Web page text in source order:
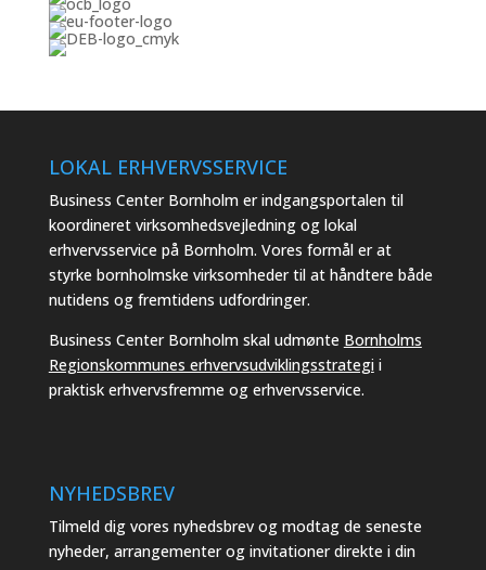
LOKAL ERHVERVSSERVICE
Business Center Bornholm er indgangsportalen til
koordineret virksomhedsvejledning og lokal
erhvervsservice på Bornholm. Vores formål er at
styrke bornholmske virksomheder til at håndtere både
nutidens og fremtidens udfordringer.
Business Center Bornholm skal udmønte Bornholms
Regionskommunes erhvervsudviklingsstrategii
praktisk erhvervsfremme og erhvervsservice.
NYHEDSBREV
Tilmeld dig vores nyhedsbrev og modtag de seneste
nyheder, arrangementer og invitationer direkte i din